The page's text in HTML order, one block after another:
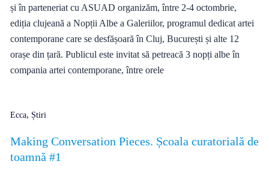
și în parteneriat cu ASUAD organizăm, între 2-4 octombrie,
ediția clujeană a Nopții Albe a Galeriilor, programul dedicat artei
contemporane care se desfășoară în Cluj, București și alte 12
orașe din țară. Publicul este invitat să petreacă 3 nopți albe în
compania artei contemporane, între orele
Ecca, Știri
Making Conversation Pieces. Școala curatorială de
toamnă #1